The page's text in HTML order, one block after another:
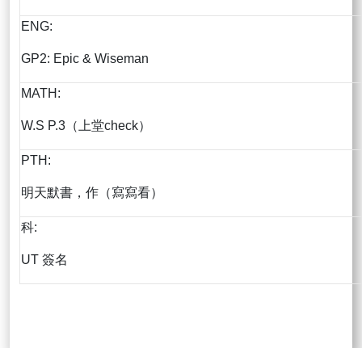
ENG:
GP2: Epic & Wiseman
MATH:
W.S P.3（上堂check）
PTH:
明天默書，作（寫寫看）
科:
UT 簽名